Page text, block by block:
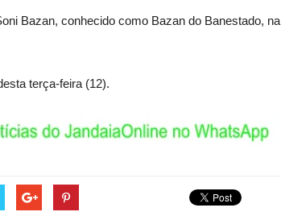
Bazan, conhecido como Bazan do Banestado, na
terça-feira (12).